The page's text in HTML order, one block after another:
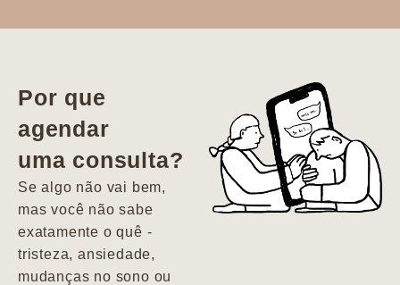
vida. Ela me
encontrou num
estado misto de
depressão e
agitação com
pensamentos
Por que
agendar
uma consulta?
Se algo não vai bem,
mas você não sabe
exatamente o quê -
tristeza, ansiedade,
mudanças no sono ou